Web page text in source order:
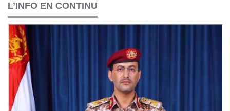
L’INFO EN CONTINU